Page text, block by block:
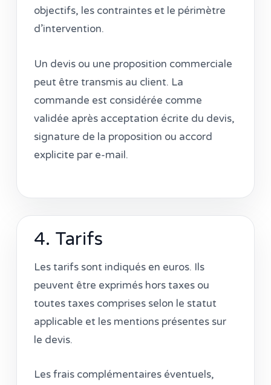
objectifs, les contraintes et le périmètre
d’intervention.
Un devis ou une proposition commerciale
peut être transmis au client. La
commande est considérée comme
validée après acceptation écrite du devis,
signature de la proposition ou accord
explicite par e-mail.
4. Tarifs
Les tarifs sont indiqués en euros. Ils
peuvent être exprimés hors taxes ou
toutes taxes comprises selon le statut
applicable et les mentions présentes sur
le devis.
Les frais complémentaires éventuels,